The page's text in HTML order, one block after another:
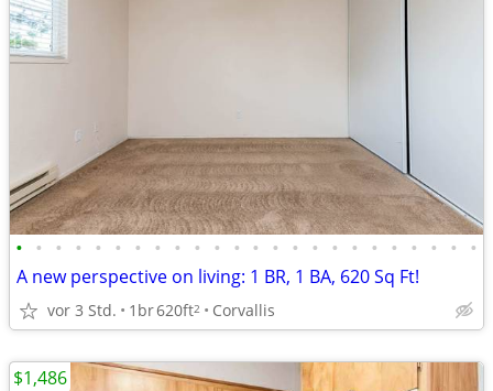
• • • • • • • • • • • • • • • • • • • • • • • •
A new perspective on living: 1 BR, 1 BA, 620 Sq Ft!
vor 3 Std. 1br620ft2 Corvallis
$1,486